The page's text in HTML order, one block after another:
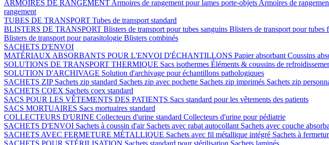
ARMOIRES DE RANGEMENT Armoires de rangement pour lames porte-objets Armoires de
rangement
TUBES DE TRANSPORT Tubes de transport standard
BLISTERS DE TRANSPORT Blisters de transport pour tubes sanguins Blisters de transport pour tubes
Blisters de transport pour parasitologie Blisters combinés
SACHETS D'ENVOI
MATÉRIAUX ABSORBANTS POUR L'ENVOI D'ÉCHANTILLONS Papier absorbant Coussins
SOLUTIONS DE TRANSPORT THERMIQUE Sacs isothermes Éléments & coussins de
SOLUTION D'ARCHIVAGE Solution d'archivage pour échantillons pathologiques
SACHETS ZIP Sachets zip standard Sachets zip avec pochette Sachets zip imprimés Sachets zip
SACHETS COEX Sachets coex standard
SACS POUR LES VÊTEMENTS DES PATIENTS Sacs standard pour les vêtements des patients
SACS MORTUAIRES Sacs mortuaires standard
COLLECTEURS D'URINE Collecteurs d'urine standard Collecteurs d'urine pour pédiatrie
SACHETS D'ENVOI Sachets à coussin d'air Sachets avec rabat autocollant Sachets avec couche
SACHETS AVEC FERMETURE MÉTALLIQUE Sachets avec fil métallique intégré Sachets à
SACHETS POUR STÉRILISATION Sachets standard pour stérilisation Sachets laminés